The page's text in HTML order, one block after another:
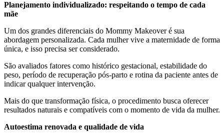
Planejamento individualizado: respeitando o tempo de cada
mãe
Um dos grandes diferenciais do Mommy Makeover é sua
abordagem personalizada. Cada mulher vive a maternidade de forma
única, e isso precisa ser considerado.
São avaliados fatores como histórico gestacional, estabilidade do
peso, período de recuperação pós-parto e rotina da paciente antes de
indicar qualquer intervenção.
Mais do que transformação física, o procedimento busca oferecer
resultados naturais e compatíveis com o momento de vida da mulher.
Autoestima renovada e qualidade de vida